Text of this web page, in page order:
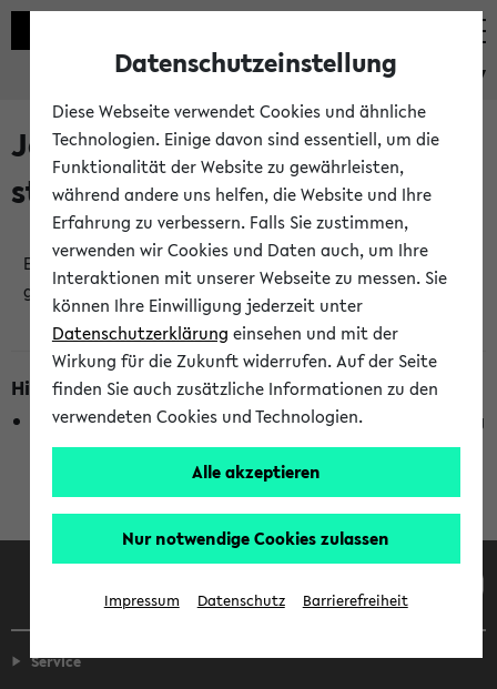
eKVV
Jetzt und in Kürze
stattfindende Veranstaltungen
Es wurden keine jetzt stattfindenden Veranstaltungen
gefunden!
Hinweise zur Liste
Die Anzeige ist semesterübergreifend und nicht abhängig
vom im eKVV gewählten Semester.
Facebook Instagram LinkedIn TikTok
Service
Datenschutzeinstellung
Diese Webseite verwendet Cookies und ähnliche
Technologien. Einige davon sind essentiell, um die
Funktionalität der Website zu gewährleisten,
während andere uns helfen, die Website und Ihre
Erfahrung zu verbessern. Falls Sie zustimmen,
verwenden wir Cookies und Daten auch, um Ihre
Interaktionen mit unserer Webseite zu messen. Sie
können Ihre Einwilligung jederzeit unter
Datenschutzerklärung einsehen und mit der
Wirkung für die Zukunft widerrufen. Auf der Seite
finden Sie auch zusätzliche Informationen zu den
verwendeten Cookies und Technologien.
Alle akzeptieren
Nur notwendige Cookies zulassen
Impressum Datenschutz Barrierefreiheit